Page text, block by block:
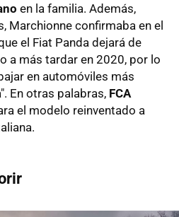
en la familia. Además,
Marchionne confirmaba en el
el Fiat Panda dejará de
a más tardar en 2020, por lo
en automóviles más
En otras palabras, FCA
el modelo reinventado a